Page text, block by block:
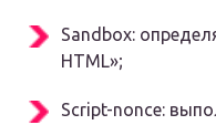
Sandbox:
HTML»;
Script-nonce: